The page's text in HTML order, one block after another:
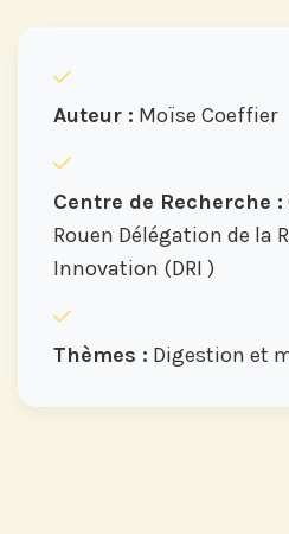
Auteur : Moïse Coeffier
Centre de Recherche :
Rouen Délégation de la
Innovation (DRI )
Thèmes : Digestion et